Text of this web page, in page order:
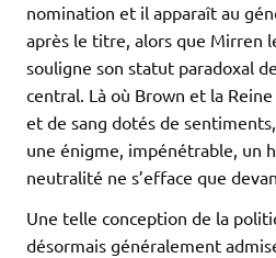
nomination et il apparaît au
après le titre, alors que Mirren
souligne son statut paradoxal
central. Là où Brown et la
et de sang dotés de
une énigme, impénétrable, un
neutralité ne s’efface que
Une telle conception de la
désormais généralement